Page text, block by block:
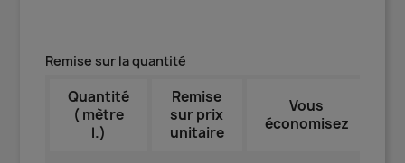
Remise sur la quantité
Quantité
( mètre
l.)
Remise
sur prix
unitaire
Vous
économisez